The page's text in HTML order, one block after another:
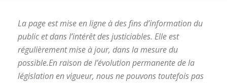
La page est mise en ligne à des fins d’information du
public et dans l’intérêt des justiciables. Elle est
régulièrement mise à jour, dans la mesure du
possible.En raison de l’évolution permanente de la
législation en vigueur, nous ne pouvons toutefois pas